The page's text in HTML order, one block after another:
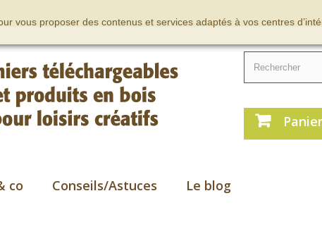
Panier
co Conseils/Astuces Le blog
vous proposer des contenus et services adaptés à vos centres